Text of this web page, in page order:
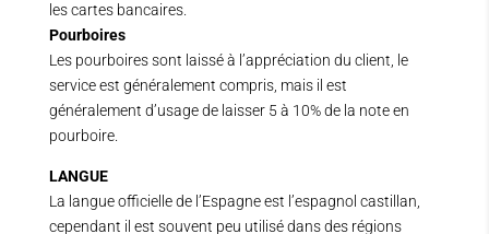
les cartes bancaires.
Pourboires
Les pourboires sont laissé à l’appréciation du client, le
service est généralement compris, mais il est
généralement d’usage de laisser 5 à 10% de la note en
pourboire.
LANGUE
La langue officielle de l’Espagne est l’espagnol castillan,
cependant il est souvent peu utilisé dans des régions